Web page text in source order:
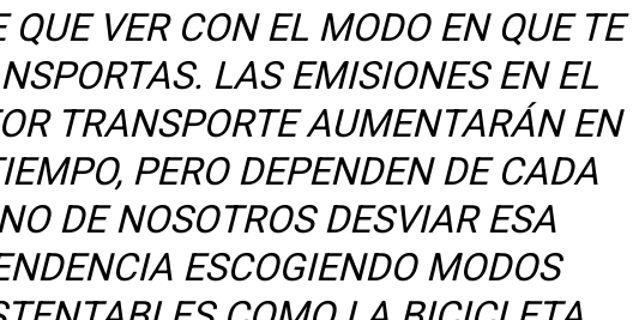
QUE VER CON EL MODO EN QUE TE
LAS EMISIONES EN EL
TRANSPORTE AUMENTARÁN EN
PERO DEPENDEN DE CADA
DE NOSOTROS DESVIAR ESA
ESCOGIENDO MODOS